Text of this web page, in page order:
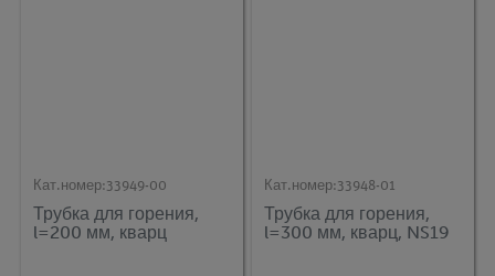
Кат.номер:33949-00
Трубка для горения,
l=200 мм, кварц
Кат.номер:33948-01
Трубка для горения,
l=300 мм, кварц, NS19